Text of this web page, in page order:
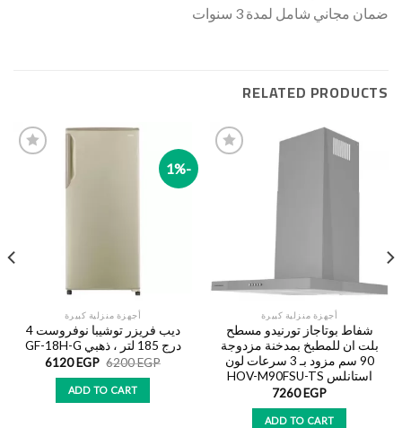
ضمان مجاني شامل لمدة 3 سنوات
RELATED PRODUCTS
أجهزة منزلية كبيرة
شفاط بوتاجاز تورنيدو مسطح
بلت ان للمطبخ بمدخنة مزدوجة
90 سم مزود بـ 3 سرعات لون
استانلس HOV-M90FSU-TS
7260EGP
ADD TO CART
-1%
أجهزة منزلية كبيرة
ديب فريزر توشيبا نوفروست 4
درج 185 لتر ، ذهبي GF-18H-G
6200EGP
6120EGP
ADD TO CART